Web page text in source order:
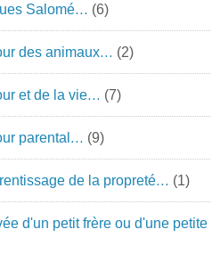
Salomé… (6)
des animaux… (2)
et de la vie… (7)
parental… (9)
de la propreté… (1)
d'un petit frère ou d'une petite